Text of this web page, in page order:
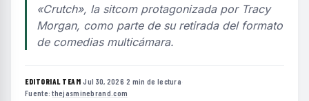
«Crutch», la sitcom protagonizada por Tracy
Morgan, como parte de su retirada del formato
de comedias multicámara.
EDITORIAL TEAM·Jul 30, 2026·2 min de lectura·
Fuente:thejasminebrand.com